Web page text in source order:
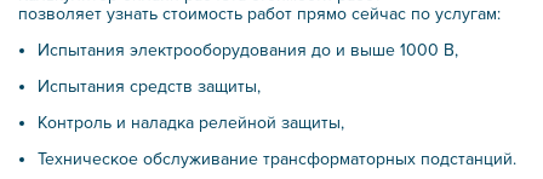
позволяет узнать стоимость работ прямо сейчас по услугам:
Испытания электрооборудования до и выше 1000 В,
Испытания средств защиты,
Контроль и наладка релейной защиты,
Техническое обслуживание трансформаторных подстанций.